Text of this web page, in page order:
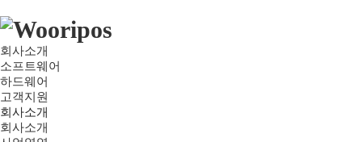
회사소개
소프트웨어
하드웨어
고객지원
회사소개
회사소개